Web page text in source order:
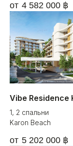
4 582 000 ฿
Vibe Residence
1, 2 спальни
Karon Beach
5 202 000 ฿